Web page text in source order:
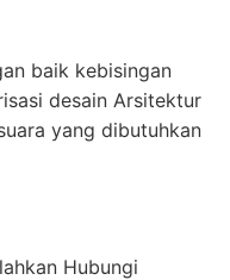
baik kebisingan
desain Arsitektur
yang dibutuhkan
Hubungi